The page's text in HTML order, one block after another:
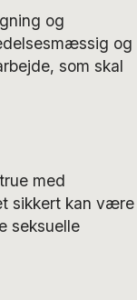
og
og
som skal
med
sikkert kan være
seksuelle